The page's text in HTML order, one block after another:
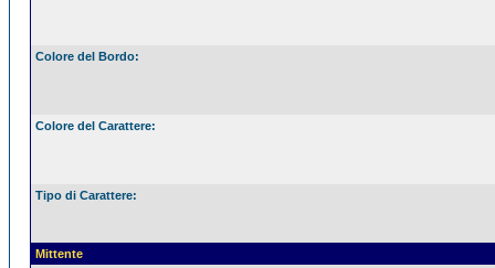
Colore del Bordo:
Colore del Carattere:
Tipo di Carattere:
Mittente